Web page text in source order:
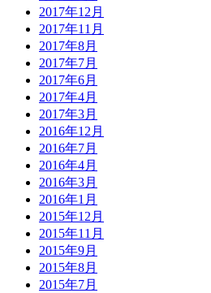
2017年12月
2017年11月
2017年8月
2017年7月
2017年6月
2017年4月
2017年3月
2016年12月
2016年7月
2016年4月
2016年3月
2016年1月
2015年12月
2015年11月
2015年9月
2015年8月
2015年7月